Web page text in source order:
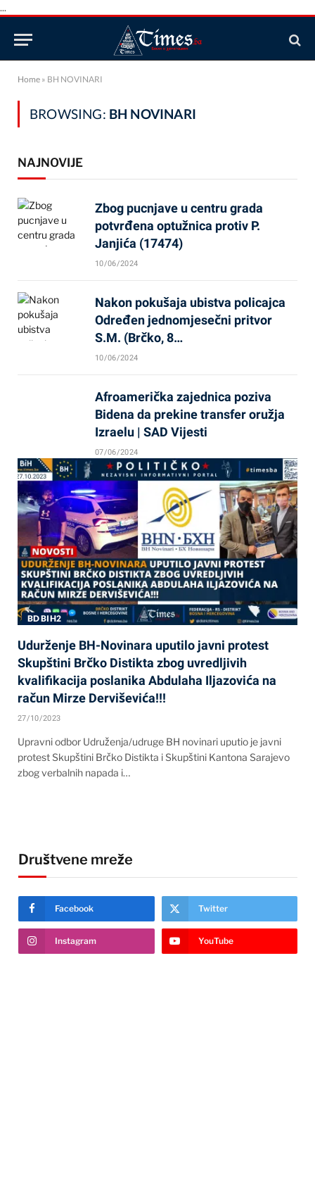
...
Home » BH NOVINARI
BROWSING: BH NOVINARI
NAJNOVIJE
Zbog pucnjave u centru grada
potvrđena optužnica protiv P.
Janjića (17474)
10/06/2024
Nakon pokušaja ubistva policajca
Određen jednomjesečni pritvor
S.M. (Brčko, 8…
10/06/2024
Afroamerička zajednica poziva
Bidena da prekine transfer oružja
Izraelu | SAD Vijesti
07/06/2024
BD BIH2
Udurženje BH-Novinara uputilo javni protest
Skupštini Brčko Distikta zbog uvredljivih
kvalifikacija poslanika Abdulaha Iljazovića na
račun Mirze Derviševića!!!
27/10/2023
Upravni odbor Udruženja/udruge BH novinari uputio je javni
protest Skupštini Brčko Distikta i Skupštini Kantona Sarajevo
zbog verbalnih napada i…
Društvene mreže
Facebook Twitter
Instagram YouTube